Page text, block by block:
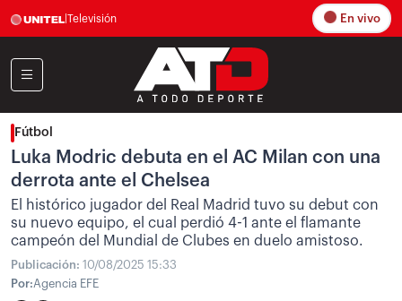
Televisión En vivo
Fútbol
Luka Modric debuta en el AC Milan con una
derrota ante el Chelsea
El histórico jugador del Real Madrid tuvo su debut con
su nuevo equipo, el cual perdió 4-1 ante el flamante
campeón del Mundial de Clubes en duelo amistoso.
Publicación: 10/08/2025 15:33
Por:Agencia EFE